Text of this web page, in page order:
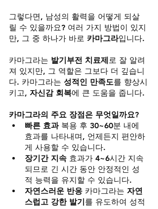
그렇다면, 남성의 활력을 어떻게 되살
릴 수 있을까요? 여러 가지 방법이 있지
만, 그 중 하나가 바로 카마그라입니다.
카마그라는 발기부전 치료제로 잘 알려
져 있지만, 그 역할은 그보다 더 깊습니
다. 카마그라는 성적인 만족도를 향상시
키고, 자신감 회복에 큰 도움을 줍니다.
카마그라의 주요 장점은 무엇일까요?
빠른 효과 복용 후 30~60분 내에
효과를 나타내며, 언제든지 편안하
게 사용할 수 있습니다.
장기간 지속 효과가 4~6시간 지속
되므로 긴 시간 동안 안정적인 성
적 능력을 유지할 수 있습니다.
자연스러운 반응 카마그라는 자연
스럽고 강한 발기를 유도하여 성적